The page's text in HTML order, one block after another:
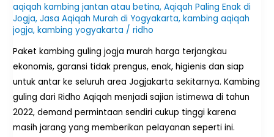
aqiqah kambing jantan atau betina,Aqiqah Paling Enak di
Jogja,Jasa Aqiqah Murah di Yogyakarta,kambing aqiqah
jogja,kambing yogyakarta /ridho
Paket kambing guling jogja murah harga terjangkau
ekonomis, garansi tidak prengus, enak, higienis dan siap
untuk antar ke seluruh area Jogjakarta sekitarnya. Kambing
guling dari Ridho Aqiqah menjadi sajian istimewa di tahun
2022, demand permintaan sendiri cukup tinggi karena
masih jarang yang memberikan pelayanan seperti ini.